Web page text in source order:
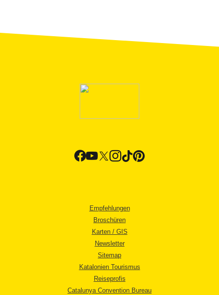
Empfehlungen
Broschüren
Karten / GIS
Newsletter
Sitemap
Katalonien Tourismus
Reiseprofis
Catalunya Convention Bureau